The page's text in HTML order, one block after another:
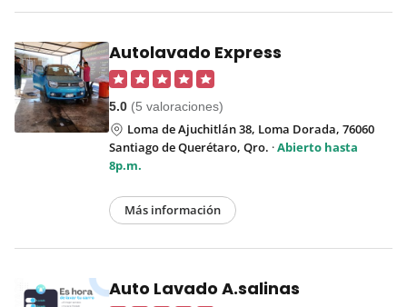
Autolavado Express
5.0 (5 valoraciones)
Loma de Ajuchitlán 38, Loma Dorada, 76060
Santiago de Querétaro, Qro. ·Abierto hasta
8p.m.
Más información
Auto Lavado A.salinas